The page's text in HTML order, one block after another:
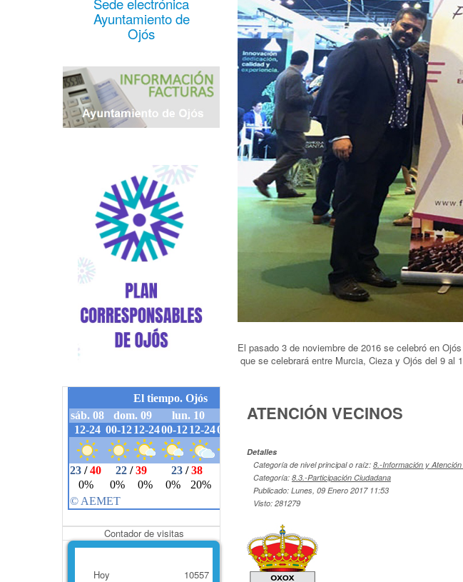
Sede electrónica
Ayuntamiento de
Ojós
Contador de visitas
Hoy
10557
El pasado 3 de noviembre de 2016 se celebró en
que se celebrará entre Murcia, Cieza y Ojós del 9 al
ATENCIÓN VECINOS
Detalles
Categoría de nivel principal o raíz: 8.-Información y
Categoría: 8.3.-Participación Ciudadana
Publicado: Lunes, 09 Enero 2017 11:53
Visto: 281279